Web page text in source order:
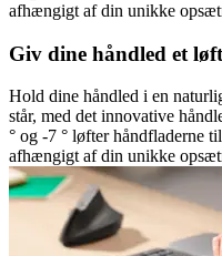
afhængigt af din unikke
Giv dine håndled et løft
Hold dine håndled i en
står, med det innovative
° og -7 ° løfter håndfladerne
afhængigt af din unikke